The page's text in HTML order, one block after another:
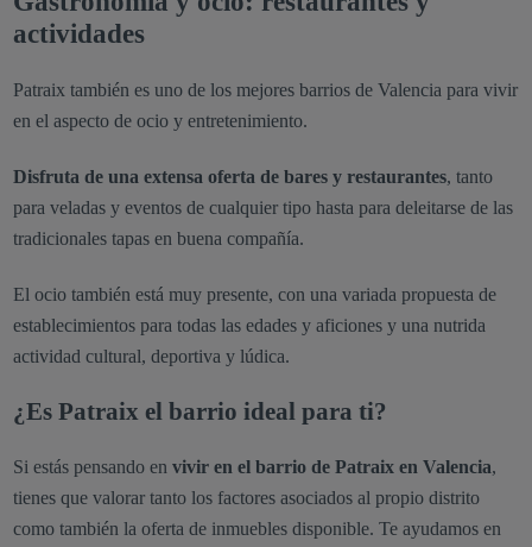
actividades
Patraix también es uno de los mejores barrios de Valencia para vivir
en el aspecto de ocio y entretenimiento.
Disfruta de una extensa oferta de bares y restaurantes, tanto
para veladas y eventos de cualquier tipo hasta para deleitarse de las
tradicionales tapas en buena compañía.
El ocio también está muy presente, con una variada propuesta de
establecimientos para todas las edades y aficiones y una nutrida
actividad cultural, deportiva y lúdica.
¿Es Patraix el barrio ideal para ti?
Si estás pensando en vivir en el barrio de Patraix en Valencia,
tienes que valorar tanto los factores asociados al propio distrito
como también la oferta de inmuebles disponible. Te ayudamos en